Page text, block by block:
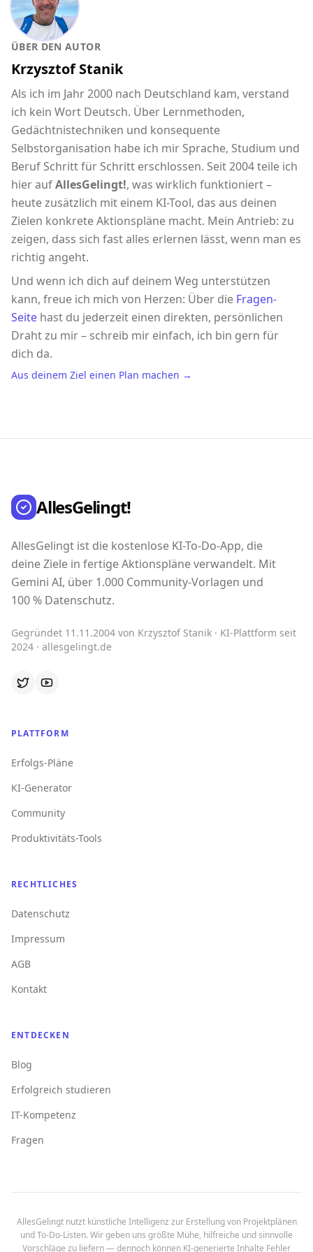
ÜBER DEN AUTOR
Krzysztof Stanik
Als ich im Jahr 2000 nach Deutschland kam, verstand
ich kein Wort Deutsch. Über Lernmethoden,
Gedächtnistechniken und konsequente
Selbstorganisation habe ich mir Sprache, Studium und
Beruf Schritt für Schritt erschlossen. Seit 2004 teile ich
hier aufAllesGelingt!, was wirklich funktioniert –
heute zusätzlich mit einem KI-Tool, das aus deinen
Zielen konkrete Aktionspläne macht. Mein Antrieb: zu
zeigen, dass sich fast alles erlernen lässt, wenn man es
richtig angeht.
Und wenn ich dich auf deinem Weg unterstützen
kann, freue ich mich von Herzen: Über die Fragen-
Seite hast du jederzeit einen direkten, persönlichen
Draht zu mir – schreib mir einfach, ich bin gern für
dich da.
Aus deinem Ziel einen Plan machen →
AllesGelingt!
AllesGelingt ist die kostenlose KI-To-Do-App, die
deine Ziele in fertige Aktionspläne verwandelt. Mit
Gemini AI, über 1.000 Community-Vorlagen und
100 % Datenschutz.
Gegründet 11.11.2004 von Krzysztof Stanik · KI-Plattform seit
2024 · allesgelingt.de
PLATTFORM
Erfolgs-Pläne
KI-Generator
Community
Produktivitäts-Tools
RECHTLICHES
Datenschutz
Impressum
AGB
Kontakt
ENTDECKEN
Blog
Erfolgreich studieren
IT-Kompetenz
Fragen
AllesGelingt nutzt künstliche Intelligenz zur Erstellung von Projektplänen
und To-Do-Listen. Wir geben uns größte Mühe, hilfreiche und sinnvolle
Vorschläge zu liefern — dennoch können KI-generierte Inhalte Fehler